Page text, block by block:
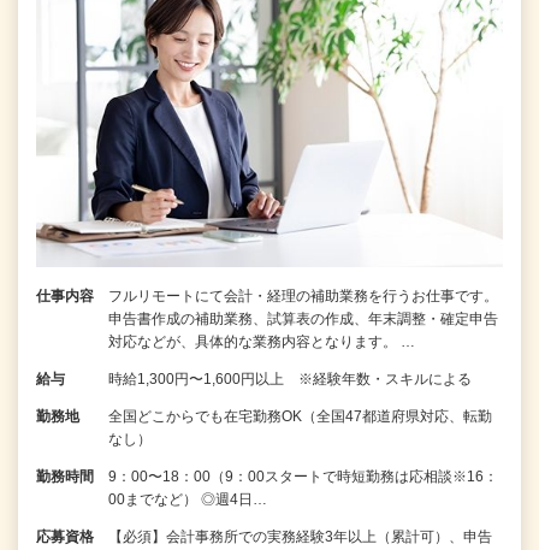
仕事内容
フルリモートにて会計・経理の補助業務を行うお仕事です。
申告書作成の補助業務、試算表の作成、年末調整・確定申告
対応などが、具体的な業務内容となります。 …
給与 時給1,300円〜1,600円以上 ※経験年数・スキルによる
勤務地
全国どこからでも在宅勤務OK（全国47都道府県対応、転勤
なし）
勤務時間
9：00〜18：00（9：00スタートで時短勤務は応相談※16：
00までなど） ◎週4日…
応募資格
【必須】会計事務所での実務経験3年以上（累計可）、申告